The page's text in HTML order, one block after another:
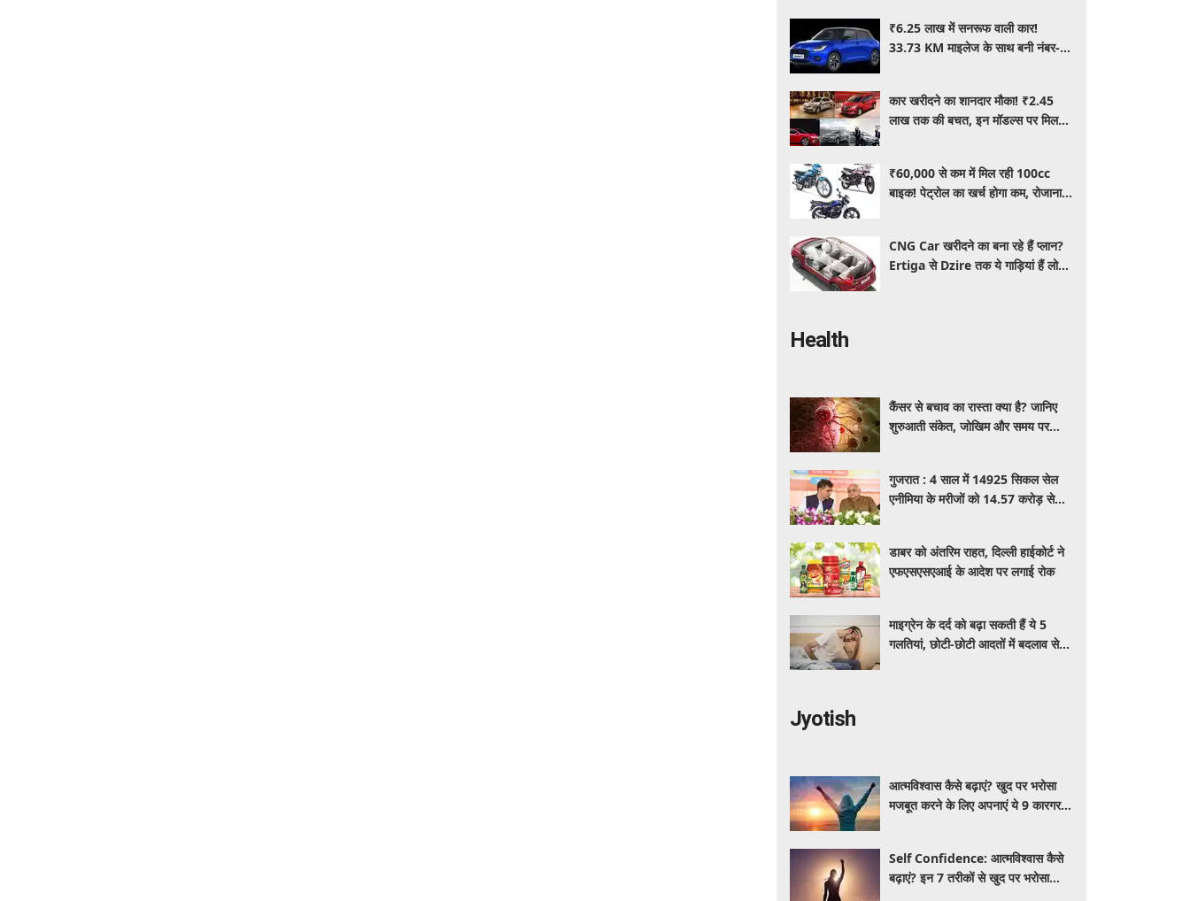
₹6.25 लाख में सनरूफ वाली कार!
33.73 KM माइलेज के साथ बनी नंबर-1
कार खरीदने का शानदार मौका! ₹2.45
लाख तक की बचत, इन मॉडल्स पर मिल
₹60,000 से कम में मिल रही 100cc
बाइक! पेट्रोल का खर्च होगा कम, रोजाना
CNG Car खरीदने का बना रहे हैं प्लान?
Ertiga से Dzire तक ये गाड़ियां हैं लोगों
Health
कैंसर से बचाव का रास्ता क्या है? जानिए
शुरुआती संकेत, जोखिम और समय पर
गुजरात : 4 साल में 14925 सिकल सेल
एनीमिया के मरीजों को 14.57 करोड़ से
डाबर को अंतरिम राहत, दिल्ली हाईकोर्ट ने
एफएसएसएआई के आदेश पर लगाई रोक
माइग्रेन के दर्द को बढ़ा सकती हैं ये 5
गलतियां, छोटी-छोटी आदतों में बदलाव से
Jyotish
आत्मविश्वास कैसे बढ़ाएं? खुद पर भरोसा
मजबूत करने के लिए अपनाएं ये 9 कारगर
Self Confidence: आत्मविश्वास कैसे
बढ़ाएं? इन 7 तरीकों से खुद पर भरोसा